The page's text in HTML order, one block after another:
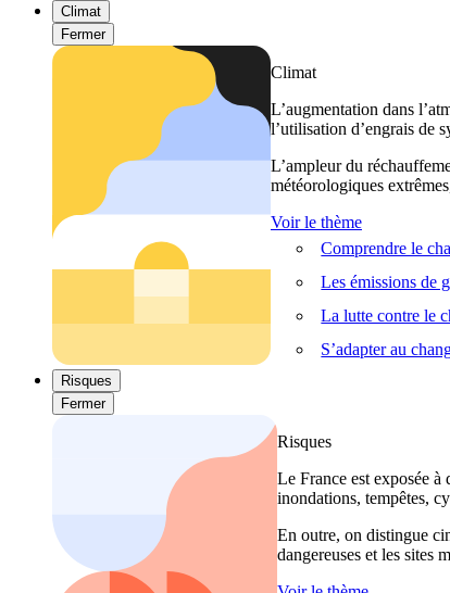
Climat
Fermer
Climat
L’augmentation dans
l’utilisation d’engrais de
L’ampleur du
météorologiques
Voir le thème
Comprendre le
Les émissions de
La lutte contre le
S’adapter au
Risques
Fermer
Risques
Le France est exposée à
inondations, tempêtes,
En outre, on distingue
dangereuses et les sites